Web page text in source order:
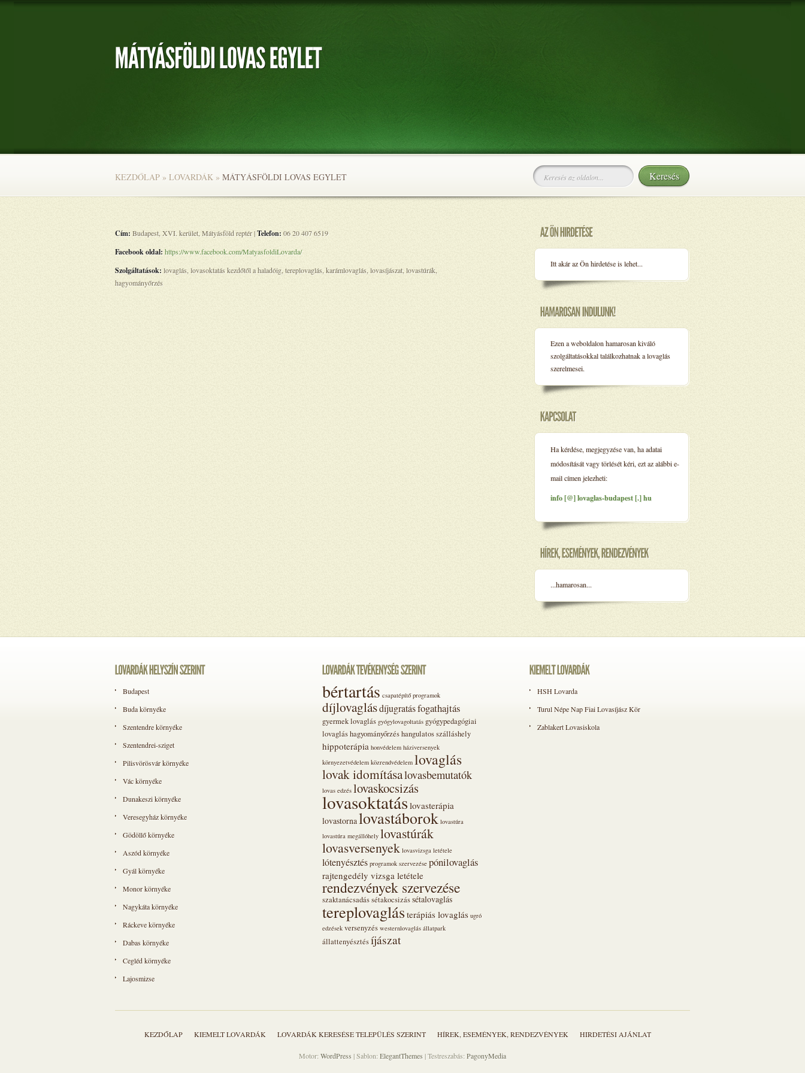
KEZDŐLAP » LOVARDÁK » MÁTYÁSFÖLDI LOVAS EGYLET
Cím:Budapest, XVI. kerület, Mátyásföld reptér |Telefon:06 20 407 6519
Facebook oldal:https://www.facebook.com/MatyasfoldiLovarda/
Szolgáltatások:lovaglás, lovasoktatás kezdőtől a haladóig, tereplovaglás, karámlovaglás, lovasíjászat, lovastúrák,
hagyományőrzés
Itt akár az Ön hirdetése is lehet...
Ezen a weboldalon hamarosan kiváló
szolgáltatásokkal találkozhatnak a lovaglás
szerelmesei.
Ha kérdése, megjegyzése van, ha adatai
módosítását vagy törlését kéri, ezt az alábbi e-
mail címen jelezheti:
info [@] lovaglas-budapest [.] hu
...hamarosan...
Budapest
Buda környéke
Szentendre környéke
Szentendrei-sziget
Pilisvörösvár környéke
Vác környéke
Dunakeszi környéke
Veresegyház környéke
Gödöllő környéke
Aszód környéke
Gyál környéke
Monor környéke
Nagykáta környéke
Ráckeve környéke
Dabas környéke
Cegléd környéke
Lajosmizse
bértartás csapatépítő programok
díjlovaglásdíjugratásfogathajtás
gyermek lovaglás gyógylovagoltatás gyógypedagógiai
lovagláshagyományőrzéshangulatos szálláshely
hippoterápia honvédelem háziversenyek
környezetvédelem közrendvédelem lovaglás
lovak idomításalovasbemutatók
lovas edzés lovaskocsizás
lovasoktatáslovasterápia
lovastornalovastáborok lovastúra
lovastúra megállóhely lovastúrák
lovasversenyek lovasvizsga letétele
lótenyésztés programok szervezése pónilovaglás
rajtengedély vizsga letétele
rendezvények szervezése
szaktanácsadássétakocsizássétalovaglás
tereplovaglásterápiás lovaglás ugró
edzések versenyzés westernlovaglás állatpark
állattenyésztésíjászat
HSH Lovarda
Turul Népe Nap Fiai Lovasíjász Kör
Zablakert Lovasiskola
KEZDŐLAP KIEMELT LOVARDÁK LOVARDÁK KERESÉSE TELEPÜLÉS SZERINT HÍREK, ESEMÉNYEK, RENDEZVÉNYEK HIRDETÉSI AJÁNLAT
Motor:WordPress | Sablon:ElegantThemes | Testreszabás:PagonyMedia